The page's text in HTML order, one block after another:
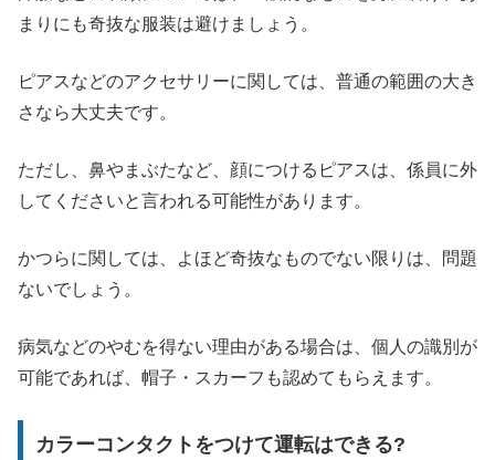
まりにも奇抜な服装は避けましょう。
ピアスなどのアクセサリーに関しては、普通の範囲の大き
さなら大丈夫です。
ただし、鼻やまぶたなど、顔につけるピアスは、係員に外
してくださいと言われる可能性があります。
かつらに関しては、よほど奇抜なものでない限りは、問題
ないでしょう。
病気などのやむを得ない理由がある場合は、個人の識別が
可能であれば、帽子・スカーフも認めてもらえます。
カラーコンタクトをつけて運転はできる?